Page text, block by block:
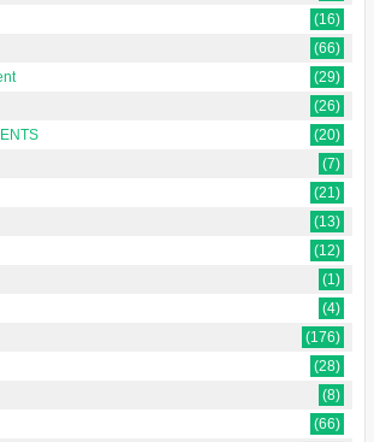
(16)
(66)
(29)
(26)
(20)
(7)
(21)
(13)
(12)
(1)
(4)
(176)
(28)
(8)
(66)